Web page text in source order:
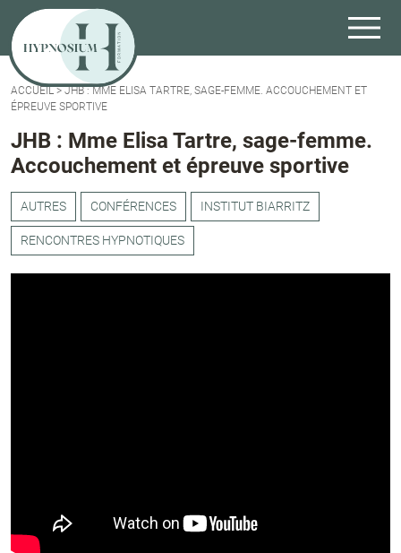
ACCUEIL>JHB : MME ELISA TARTRE, SAGE-FEMME. ACCOUCHEMENT ET
ÉPREUVE SPORTIVE
JHB : Mme Elisa Tartre, sage-femme.
Accouchement et épreuve sportive
AUTRES CONFÉRENCES INSTITUT BIARRITZ
RENCONTRES HYPNOTIQUES